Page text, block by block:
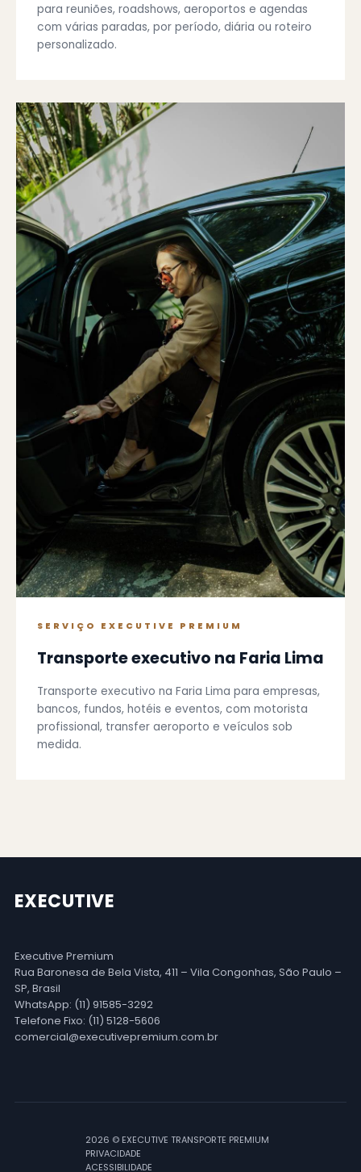
para reuniões, roadshows, aeroportos e agendas
com várias paradas, por período, diária ou roteiro
personalizado.
SERVIÇO EXECUTIVE PREMIUM
Transporte executivo na Faria Lima
Transporte executivo na Faria Lima para empresas,
bancos, fundos, hotéis e eventos, com motorista
profissional, transfer aeroporto e veículos sob
medida.
EXECUTIVE
Executive Premium
Rua Baronesa de Bela Vista, 411 – Vila Congonhas, São Paulo –
SP, Brasil
WhatsApp: (11) 91585-3292
Telefone Fixo: (11) 5128-5606
comercial@executivepremium.com.br
2026 © EXECUTIVE TRANSPORTE PREMIUM
PRIVACIDADE
ACESSIBILIDADE